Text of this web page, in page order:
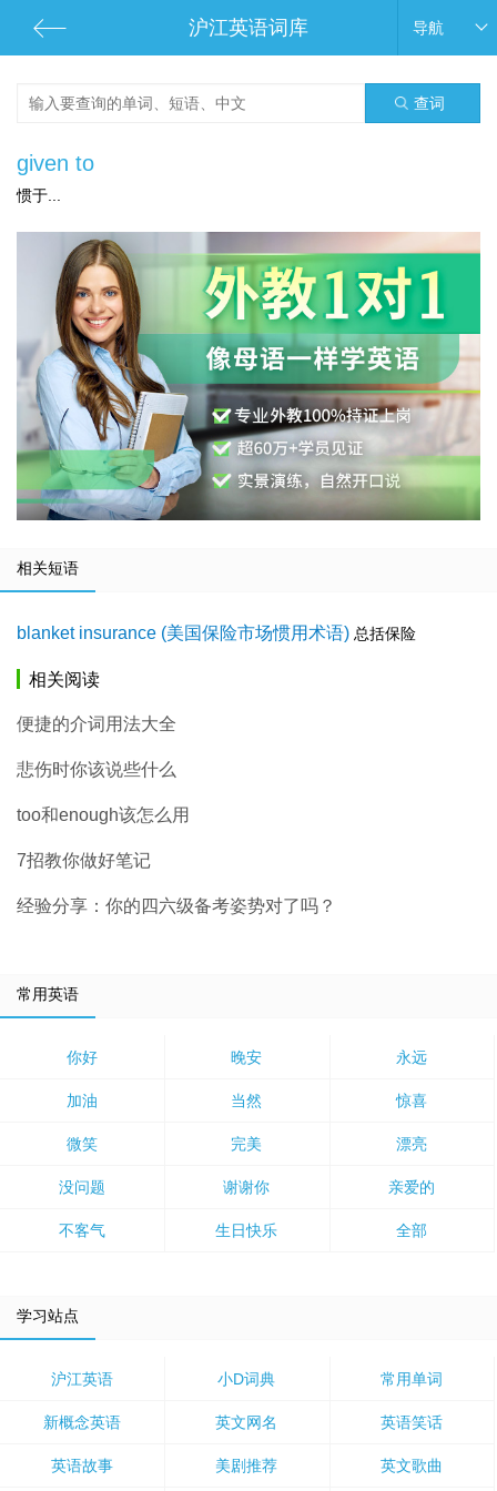
沪江英语词库 导航
查词
given to
惯于...
相关短语
blanket insurance (美国保险市场惯用术语) 总括保险
相关阅读
便捷的介词用法大全
悲伤时你该说些什么
too和enough该怎么用
7招教你做好笔记
经验分享：你的四六级备考姿势对了吗？
常用英语
你好 晚安 永远
加油 当然 惊喜
微笑 完美 漂亮
没问题 谢谢你 亲爱的
不客气 生日快乐 全部
学习站点
沪江英语 小D词典 常用单词
新概念英语 英文网名 英语笑话
英语故事 美剧推荐 英文歌曲